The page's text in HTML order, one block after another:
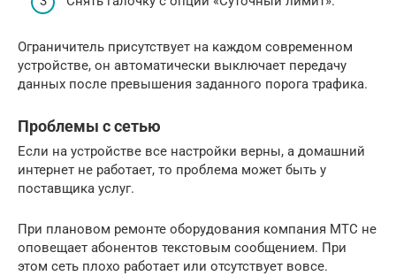
Ограничитель присутствует на каждом современном
устройстве, он автоматически выключает передачу
данных после превышения заданного порога трафика.
Проблемы с сетью
Если на устройстве все настройки верны, а домашний
интернет не работает, то проблема может быть у
поставщика услуг.
При плановом ремонте оборудования компания МТС не
оповещает абонентов текстовым сообщением. При
этом сеть плохо работает или отсутствует вовсе.